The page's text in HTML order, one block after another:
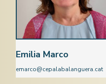
Emilia Marco
emarco@cepalabalanguera.cat
Castellà